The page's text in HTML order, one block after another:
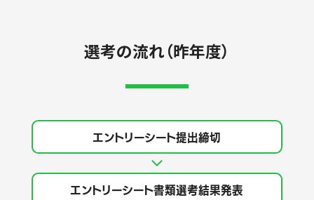
選考の流れ（昨年度）
エントリーシート提出締切
エントリーシート書類選考結果発表